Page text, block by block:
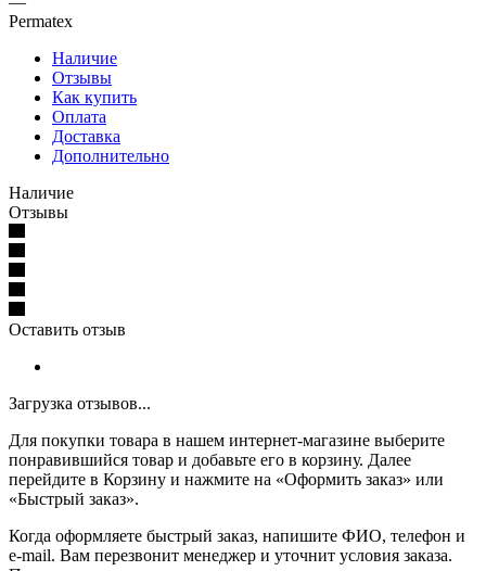
Permatex
Наличие
Отзывы
Как купить
Оплата
Доставка
Дополнительно
Наличие
Отзывы
Оставить отзыв
Загрузка отзывов...
Для покупки товара в нашем интернет-магазине выберите
понравившийся товар и добавьте его в корзину. Далее
перейдите в Корзину и нажмите на «Оформить заказ» или
«Быстрый заказ».
Когда оформляете быстрый заказ, напишите ФИО, телефон и
e-mail. Вам перезвонит менеджер и уточнит условия заказа.